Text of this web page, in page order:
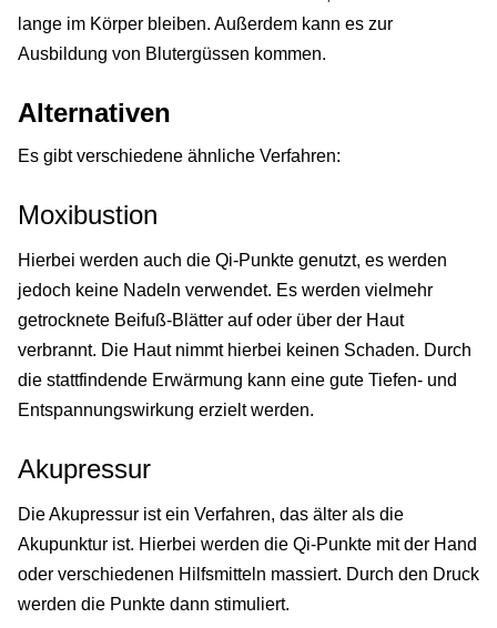
lange im Körper bleiben. Außerdem kann es zur
Ausbildung von Blutergüssen kommen.
Alternativen
Es gibt verschiedene ähnliche Verfahren:
Moxibustion
Hierbei werden auch die Qi-Punkte genutzt, es werden
jedoch keine Nadeln verwendet. Es werden vielmehr
getrocknete Beifuß-Blätter auf oder über der Haut
verbrannt. Die Haut nimmt hierbei keinen Schaden. Durch
die stattfindende Erwärmung kann eine gute Tiefen- und
Entspannungswirkung erzielt werden.
Akupressur
Die Akupressur ist ein Verfahren, das älter als die
Akupunktur ist. Hierbei werden die Qi-Punkte mit der Hand
oder verschiedenen Hilfsmitteln massiert. Durch den Druck
werden die Punkte dann stimuliert.